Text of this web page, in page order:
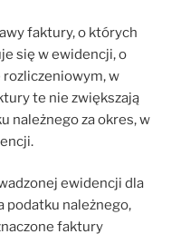
faktury, o których
się w ewidencji, o
w
te nie zwiększają
należnego za okres, w
ewidencji dla
podatku należnego,
faktury